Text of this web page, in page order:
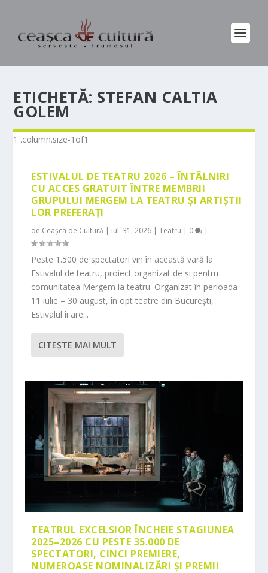
ETICHETĂ: STEFAN CALTIA
GOLEM
ESTIVALUL DE TEATRU 2026 – ÎNTÂLNIRI
CU ACCES GRATUIT ÎNTRE MEMBRII
GRUPULUI MERGEM LA TEATRU ȘI ARTIȘTII
LOR PREFERAȚI
de Ceașca de Cultură | iul. 31, 2026 |Teatru | 0 |
Peste 1.500 de spectatori vin în această vară la
Estivalul de teatru, proiect organizat de și pentru
comunitatea Mergem la teatru. Organizat în perioada
11 iulie – 30 august, în opt teatre din București,
Estivalul îi are...
CITEŞTE MAI MULT
TEATRUL EXCELSIOR ÎNCHEIE STAGIUNEA
2025–2026 CU PESTE 35.000 DE
SPECTATORI, CINCI PREMIERE,
NUMEROASE NOMINALIZĂRI ȘI PREMII